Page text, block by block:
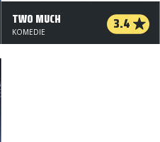
TWO MUCH 3.4
KOMEDIE